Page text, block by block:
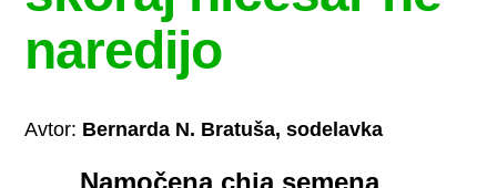
naredijo
Avtor: Bernarda N. Bratuša, sodelavka
Namočena chia semena